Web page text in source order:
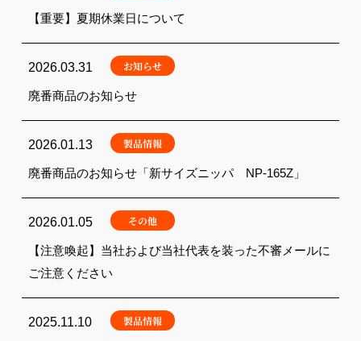
【重要】夏期休業日について
2026.03.31 お知らせ
廃番商品のお知らせ
2026.01.13 製品情報
廃番商品のお知らせ「新サイズニッパ NP-165Z」
2026.01.05 その他
【注意喚起】当社および当社代表を装った不審メールに
ご注意ください
2025.11.10 製品情報